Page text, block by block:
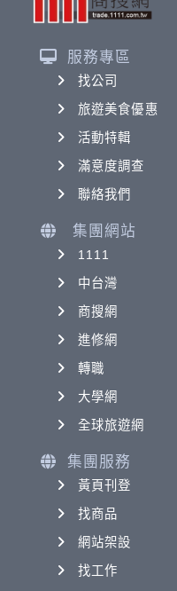
服務專區
找公司
旅遊美食優惠
活動特輯
滿意度調查
聯絡我們
集團網站
1111
中台灣
商搜網
進修網
轉職
大學網
全球旅遊網
集團服務
黃頁刊登
找商品
網站架設
找工作